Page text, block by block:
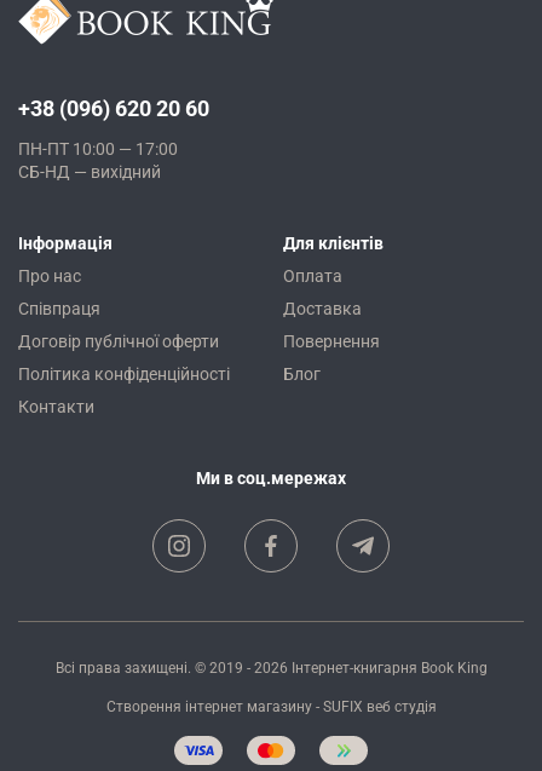
+38 (096) 620 20 60
ПН-ПТ 10:00 — 17:00
СБ-НД — вихідний
Інформація
Про нас
Співпраця
Договір публічної оферти
Політика конфіденційності
Контакти
Для клієнтів
Оплата
Доставка
Повернення
Блог
Ми в соц.мережах
Всі права захищені. © 2019 - 2026 Інтернет-книгарня Book King
Створення інтернет магазину- SUFIX веб студія